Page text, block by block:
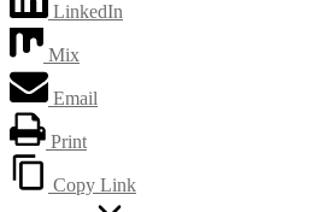
LinkedIn
Mix
Email
Print
Copy Link